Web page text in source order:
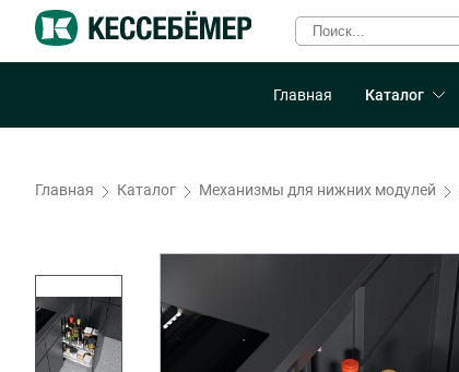
Главная Каталог
Главная Каталог Механизмы для нижних модулей